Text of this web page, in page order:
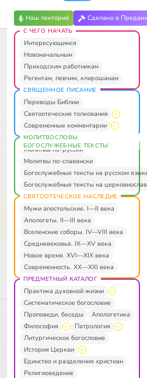
Наш лекторий Сделано в
С ЧЕГО НАЧАТЬ
Интересующимся
Новоначальным
Приходским работникам
Регентам, певчим, клирошанам
СВЯЩЕННОЕ ПИСАНИЕ
Переводы Библии
Святоотеческие толкования
Современные комментарии
МОЛИТВОСЛОВЫ.
БОГОСЛУЖЕБНЫЕ ТЕКСТЫ
Молитвы по-русски
Молитвы по-славянски
Богослужебные тексты на русском
Богослужебные тексты на
СВЯТООТЕЧЕСКОЕ НАСЛЕДИЕ
Мужи апостольские. I—II века
Апологеты. II—III века
Вселенские соборы. IV—VIII века
Средневековье. IX—XV века
Новое время. XVI—XIX века
Современность. XX—XXI века
ПРЕДМЕТНЫЙ КАТАЛОГ
Практика духовной жизни
Систематическое богословие
Проповеди, беседы
Апологетика
Философия
Патрология
Литургическое богословие
История Церкви
Единство и разделения христиан
Религиоведение